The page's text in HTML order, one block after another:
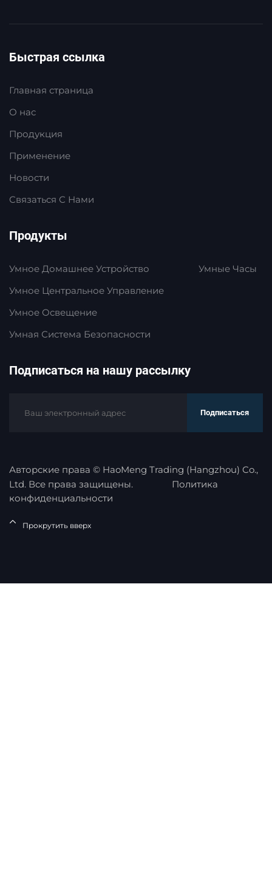
Быстрая ссылка
Главная страница
О нас
Продукция
Применение
Новости
Связаться С Нами
Продукты
Умное Домашнее Устройство
Умное Центральное Управление
Умное Освещение
Умная Система Безопасности
Умные Часы
Подписаться на нашу рассылку
Подписаться
Авторские права © HaoMeng Trading (Hangzhou) Co.,
Ltd. Все права защищены.
Политика
конфиденциальности
Прокрутить вверх